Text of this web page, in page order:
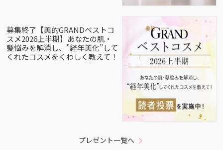
募集終了【美的GRANDベストコ
スメ2026上半期】あなたの肌・
髪悩みを解消し、”経年美化”して
くれたコスメをくわしく教えて！
プレゼント一覧へ